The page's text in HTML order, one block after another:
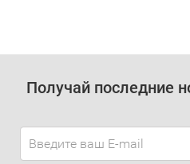
Получай последние